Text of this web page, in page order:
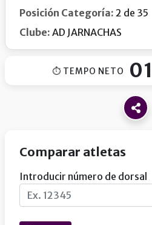
Posición Categoría: 2 de 35
Clube: AD JARNACHAS
⏱ TEMPO NETO
Comparar atletas
Introducir número de dorsal